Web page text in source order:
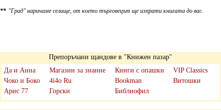
** "Град" наричаме селище, от което търговецът ще изпрати книгата до вас.
Препоръчани щандове в "Книжен пазар"
Да и Анна
Чоко и Боко
Арис 77
Магазин за знание
4i4o Ru
Горски
Книги с опашки
Bookman
Библиофил
VIP Classics
Витошки